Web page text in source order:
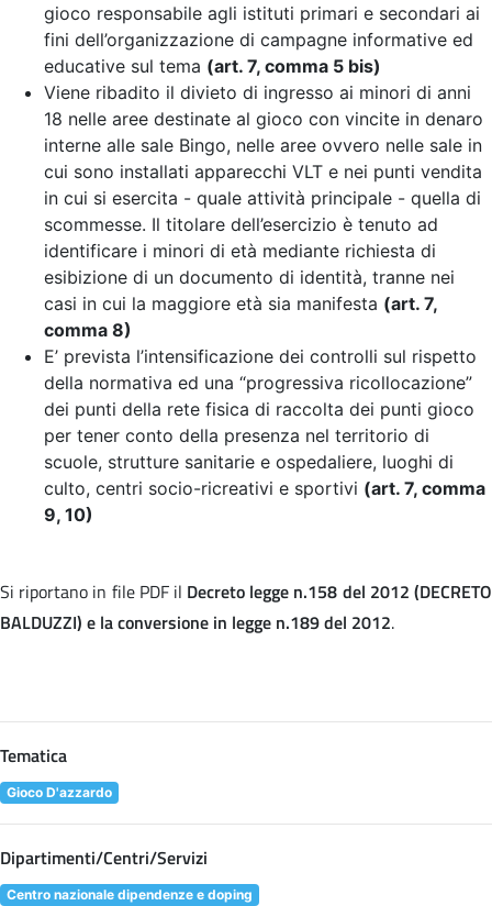
gioco responsabile agli istituti primari e secondari ai
fini dell’organizzazione di campagne informative ed
educative sul tema (art. 7, comma 5 bis)
Viene ribadito il divieto di ingresso ai minori di anni
18 nelle aree destinate al gioco con vincite in denaro
interne alle sale Bingo, nelle aree ovvero nelle sale in
cui sono installati apparecchi VLT e nei punti vendita
in cui si esercita - quale attività principale - quella di
scommesse. Il titolare dell’esercizio è tenuto ad
identificare i minori di età mediante richiesta di
esibizione di un documento di identità, tranne nei
casi in cui la maggiore età sia manifesta (art. 7,
comma 8)
E’ prevista l’intensificazione dei controlli sul rispetto
della normativa ed una “progressiva ricollocazione”
dei punti della rete fisica di raccolta dei punti gioco
per tener conto della presenza nel territorio di
scuole, strutture sanitarie e ospedaliere, luoghi di
culto, centri socio-ricreativi e sportivi (art. 7, comma
9, 10)
Si riportano in file PDF il Decreto legge n.158 del 2012 (DECRETO
BALDUZZI) e la conversione in legge n.189 del 2012.
Tematica
Gioco D'azzardo
Dipartimenti/Centri/Servizi
Centro nazionale dipendenze e doping